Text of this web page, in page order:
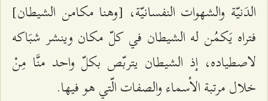
الدَنيّة والشهوات النفسانيّة، [وهنا مكامن الشيطان]
فتراه يَكمُن له الشيطان في كلّ مكان وينشر شبَاكه
لاصطياده، إذ الشيطان يتربّص بكلّ واحد منَّا مِنْ
خلال مرتبة الأسماء والصفات الّتي هو فيها.